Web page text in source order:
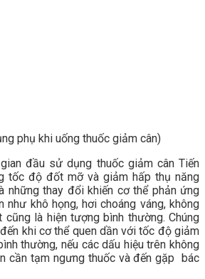
phụ khi uống thuốc giảm cân)
đầu sử dụng thuốc giảm cân Tiến
tốc độ đốt mỡ và giảm hấp thụ năng
những thay đổi khiến cơ thể phản ứng
như khô họng, hơi choáng váng, không
là hiện tượng bình thường. Chúng
khi cơ thể quen dần với tốc độ giảm
thường, nếu các dấu hiệu trên không
cần tạm ngưng thuốc và đến gặp bác